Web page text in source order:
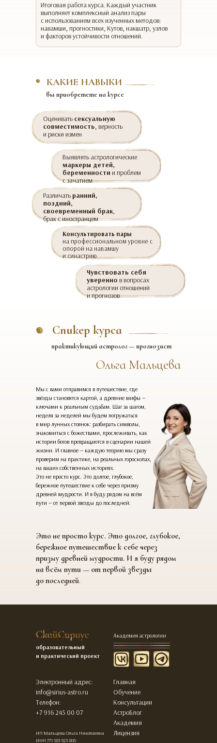
Итоговая работа курса. Каждый участник
выполняет комплексный анализ пары
с использованием всех изученных методов:
навамши, прогностики, Кутов, накшатр, узлов
и факторов устойчивости отношений.
Чувствовать себя
уверенно в вопросах
астрологии отношений
и прогнозов
Консультировать пары
на профессиональном уровне с
опорой на навамшу
и синастрию
Различать ранний,
поздний,
своевременный брак,
брак с иностранцем
Выявлять астрологические
маркеры детей,
беременности и проблем
с зачатием
Оценивать сексуальную
совместимость, верность
и риски измен
вы приобретете на курсе
КАКИЕ НАВЫКИ
практикующий астролог — прогнозист
Спикер курса
Ольга Мальцева
Это не просто курс. Это долгое, глубокое,
бережное путешествие к себе через
призму древней мудрости. И я буду рядом
на всём пути — от первой звезды
до последней.
Мы с вами отправимся в путешествие, где
звёзды становятся картой, а древние мифы —
ключами к реальным судьбам. Шаг за шагом,
неделя за неделей мы будем погружаться
в мир лунных стоянок: разбирать символы,
знакомиться с божествами, прослеживать, как
истории богов превращаются в сценарии нашей
жизни. И главное — каждую теорию мы сразу
проверим на практике, на реальных гороскопах,
на ваших собственных историях.
Это не просто курс. Это долгое, глубокое,
бережное путешествие к себе через призму
древней мудрости. И я буду рядом на всём
пути — от первой звезды до последней.
образовательный
и практический проект
Главная
Обучение
Консультации
АстроБлог
Академия
Лицензия
Электронный адрес:
info@sirius-astro.ru
Телефон:
+7 916 245 00 07
ИП Мальцева Ольга Николаевна
ИНН 771 383 923 800
Академия астрологии